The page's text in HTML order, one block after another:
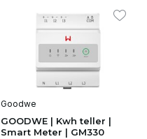
Goodwe
GOODWE | Kwh teller |
Smart Meter | GM330